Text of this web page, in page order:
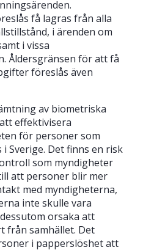
få lagras från alla
i ärenden om
i vissa
Åldersgränsen för att få
föreslås även
av biometriska
effektivisera
för personer som
Sverige. Det finns en risk
som myndigheter
att personer blir mer
med myndigheterna,
inte skulle vara
orsaka att
från samhället. Det
i papperslöshet att